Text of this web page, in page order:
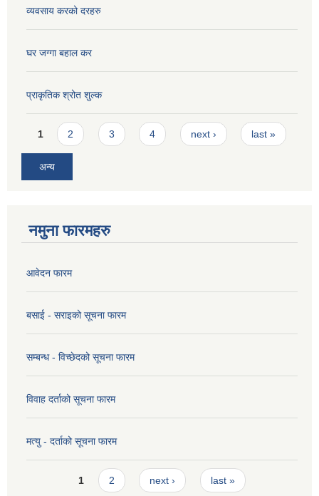
व्यवसाय करको दरहरु
घर जग्गा बहाल कर
प्राकृतिक श्रोत शुल्क
Pages
1 2 3 4 next › last »
अन्य
नमुना फारमहरु
आवेदन फारम
बसाई - सराइको सूचना फारम
सम्बन्ध - विच्छेदको सूचना फारम
विवाह दर्ताको सूचना फारम
मत्यु - दर्ताको सूचना फारम
Pages1 2 next › last »